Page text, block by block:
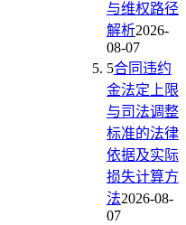
与维权路径
解析2026-
08-07
5合同违约
金法定上限
与司法调整
标准的法律
依据及实际
损失计算方
法2026-08-
07